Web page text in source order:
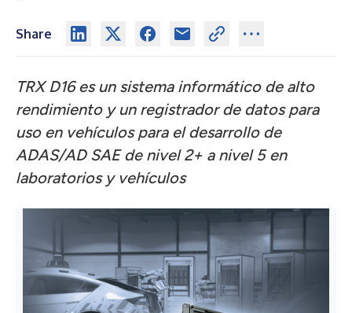
Share
TRX D16 es un sistema informático de alto
rendimiento y un registrador de datos para
uso en vehículos para el desarrollo de
ADAS/AD SAE de nivel 2+ a nivel 5 en
laboratorios y vehículos